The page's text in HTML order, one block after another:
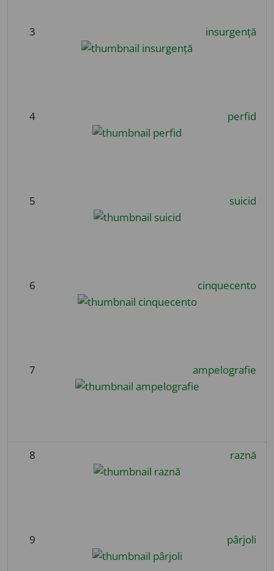
3 insurgență
4 perfid
5 suicid
6 cinquecento
7 ampelografie
8 raznă
9 pârjoli